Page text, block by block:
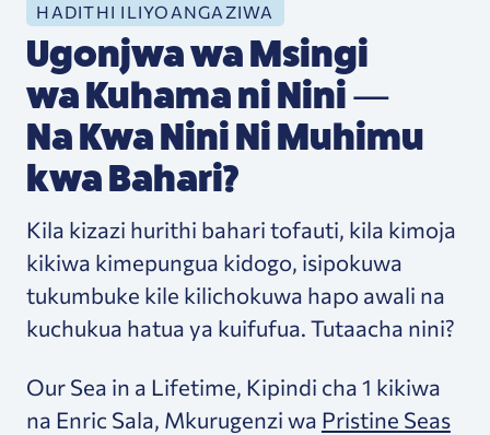
HADITHI ILIYOANGAZIWA
Ugonjwa wa Msingi
wa Kuhama ni Nini —
Na Kwa Nini Ni Muhimu
kwa Bahari?
Kila kizazi hurithi bahari tofauti, kila kimoja
kikiwa kimepungua kidogo, isipokuwa
tukumbuke kile kilichokuwa hapo awali na
kuchukua hatua ya kuifufua. Tutaacha nini?
Our Sea in a Lifetime, Kipindi cha 1 kikiwa
na Enric Sala, Mkurugenzi wa Pristine Seas